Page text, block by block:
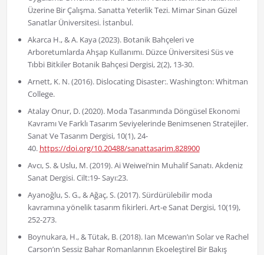
Üzerine Bir Çalışma. Sanatta Yeterlik Tezi. Mimar Sinan Güzel
Sanatlar Üniversitesi. İstanbul.
Akarca H., & A. Kaya (2023). Botanik Bahçeleri ve
Arboretumlarda Ahşap Kullanımı. Düzce Üniversitesi Süs ve
Tıbbi Bitkiler Botanik Bahçesi Dergisi, 2(2), 13-30.
Arnett, K. N. (2016). Dislocating Disaster:. Washington: Whitman
College.
Atalay Onur, D. (2020). Moda Tasarımında Döngüsel Ekonomi
Kavramı Ve Farklı Tasarım Seviyelerinde Benimsenen Stratejiler.
Sanat Ve Tasarım Dergisi, 10(1), 24-
40. https://doi.org/10.20488/sanattasarim.828900
Avcı, S. & Uslu, M. (2019). Ai Weiwei’nin Muhalif Sanatı. Akdeniz
Sanat Dergisi. Cilt:19- Sayı:23.
Ayanoğlu, S. G., & Ağaç, S. (2017). Sürdürülebilir moda
kavramına yönelik tasarım fikirleri. Art-e Sanat Dergisi, 10(19),
252-273.
Boynukara, H., & Tütak, B. (2018). Ian Mcewan’ın Solar ve Rachel
Carson’ın Sessiz Bahar Romanlarının Ekoeleştirel Bir Bakış